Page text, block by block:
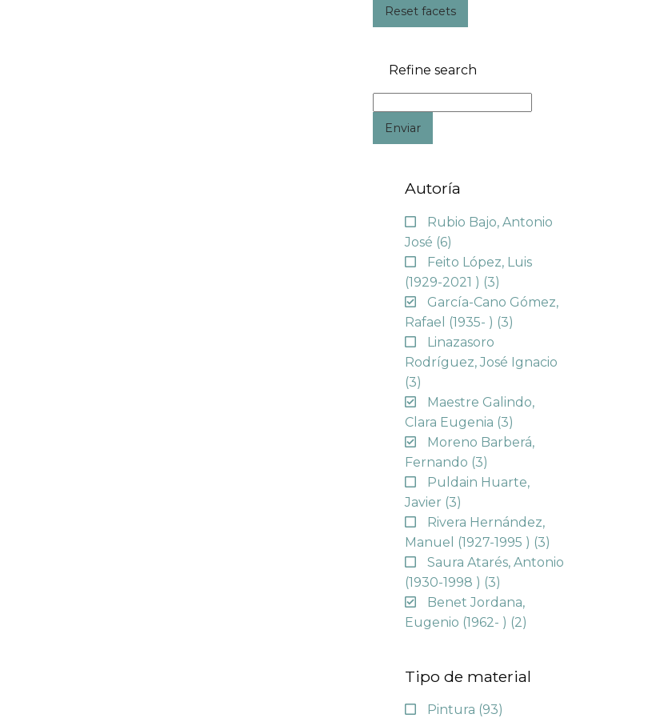
Reset facets
Refine search
Enviar
Autoría
Rubio Bajo, Antonio
José (6)
Feito López, Luis
(1929-2021 ) (3)
García-Cano Gómez,
Rafael (1935- ) (3)
Linazasoro
Rodríguez, José Ignacio
(3)
Maestre Galindo,
Clara Eugenia (3)
Moreno Barberá,
Fernando (3)
Puldain Huarte,
Javier (3)
Rivera Hernández,
Manuel (1927-1995 ) (3)
Saura Atarés, Antonio
(1930-1998 ) (3)
Benet Jordana,
Eugenio (1962- ) (2)
Tipo de material
Pintura (93)